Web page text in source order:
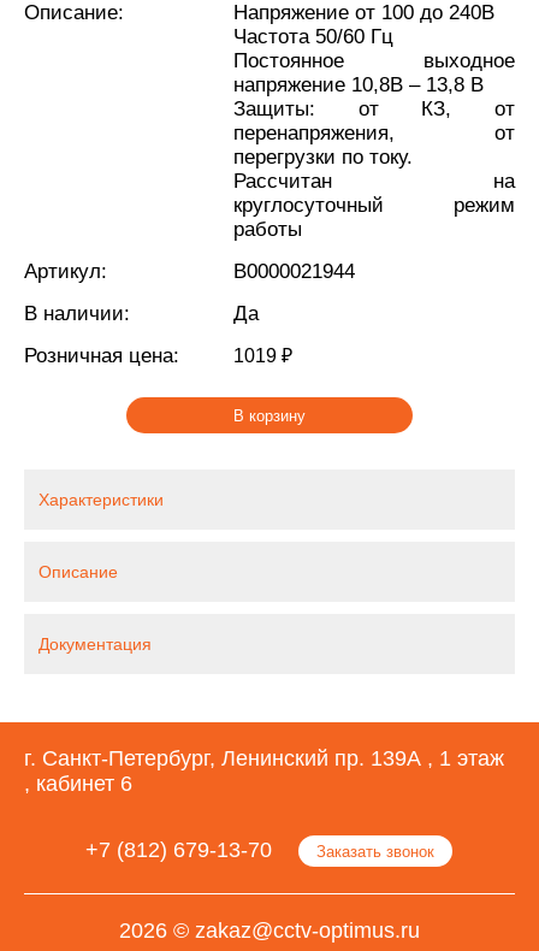
Описание:
Напряжение от 100 до 240В
Частота 50/60 Гц
Постоянное выходное
напряжение 10,8В – 13,8 В
Защиты: от КЗ, от
перенапряжения, от
перегрузки по току.
Рассчитан на
круглосуточный режим
работы
Артикул:
В0000021944
В наличии:
Да
Розничная цена:
1019 ₽
В корзину
Характеристики
Описание
Документация
г. Санкт-Петербург, Ленинский пр. 139А , 1 этаж
, кабинет 6
+7 (812) 679-13-70 Заказать звонок
2026 © zakaz@cctv-optimus.ru